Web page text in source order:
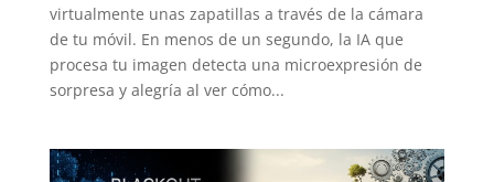
virtualmente unas zapatillas a través de la cámara
de tu móvil. En menos de un segundo, la IA que
procesa tu imagen detecta una microexpresión de
sorpresa y alegría al ver cómo...